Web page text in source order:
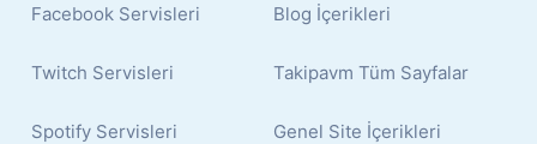
Facebook Servisleri
Twitch Servisleri
Spotify Servisleri
Blog İçerikleri
Takipavm Tüm Sayfalar
Genel Site İçerikleri